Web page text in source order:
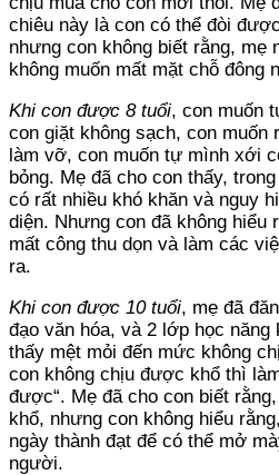
chiêu này là con có thể đòi
nhưng con không biết rằng, mẹ
không muốn mất mặt chỗ đông
Khi con được 8 tuổi, con muốn
con giặt không sạch, con muốn
làm vỡ, con muốn tự mình xới
bỏng. Mẹ đã cho con thấy,
có rất nhiều khó khăn và nguy
diện. Nhưng con đã không hiểu
mất công thu dọn và làm các
ra.
Khi con được 10 tuổi, mẹ đã
đạo văn hóa, và 2 lớp học năng
thấy mệt mỏi đến mức không
con không chịu được khổ thì
được“. Mẹ đã cho con biết
khổ, nhưng con không hiểu
ngày thành đạt để có thể mở
người.